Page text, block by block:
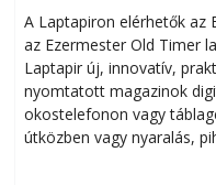
A Laptapiron elérhetők az
az Ezermester Old Timer
Laptapir új, innovatív,
nyomtatott magazinok
okostelefonon vagy
útközben vagy nyaralás,